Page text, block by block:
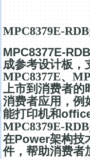
MPC8379E-
MPC8377E-
成参考设计板，
MPC8377E、
上市到消费者的
消费者应用，例
能打印机和
MPC8379E-
在Power架构技
件，帮助消费者